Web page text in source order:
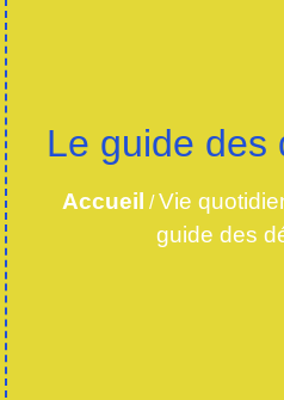
Le guide des
Accueil /Vie
guide des